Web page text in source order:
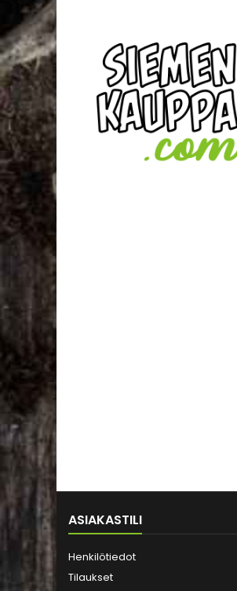
ASIAKASTILI
Henkilötiedot
Tilaukset